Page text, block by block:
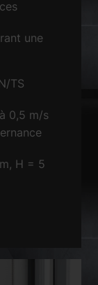
une
TS
0,5 m/s
H = 5
et sont
de façon
la façon dont les